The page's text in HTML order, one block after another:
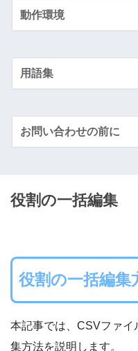
動作環境
用語集
お問い合わせの前に
役割の一括編集
役割の一括編集
本記事では、CSVファ
集方法を説明します。